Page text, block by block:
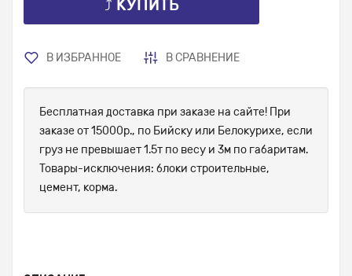
⤴ КУПИТЬ
В ИЗБРАННОЕ В СРАВНЕНИЕ
Бесплатная доставка при заказе на сайте! При
заказе от 15000р., по Бийску или Белокурихе, если
груз не превышает 1.5т по весу и 3м по габаритам.
Товары-исключения: блоки строительные,
цемент, корма.